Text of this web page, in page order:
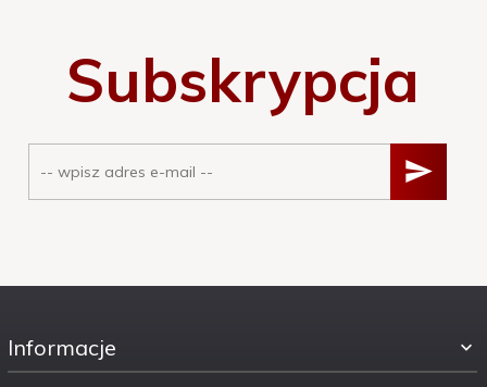
Subskrypcja
Informacje